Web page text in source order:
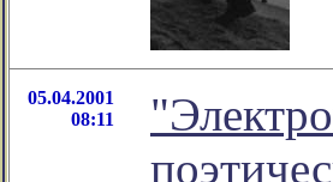
05.04.2001
08:11